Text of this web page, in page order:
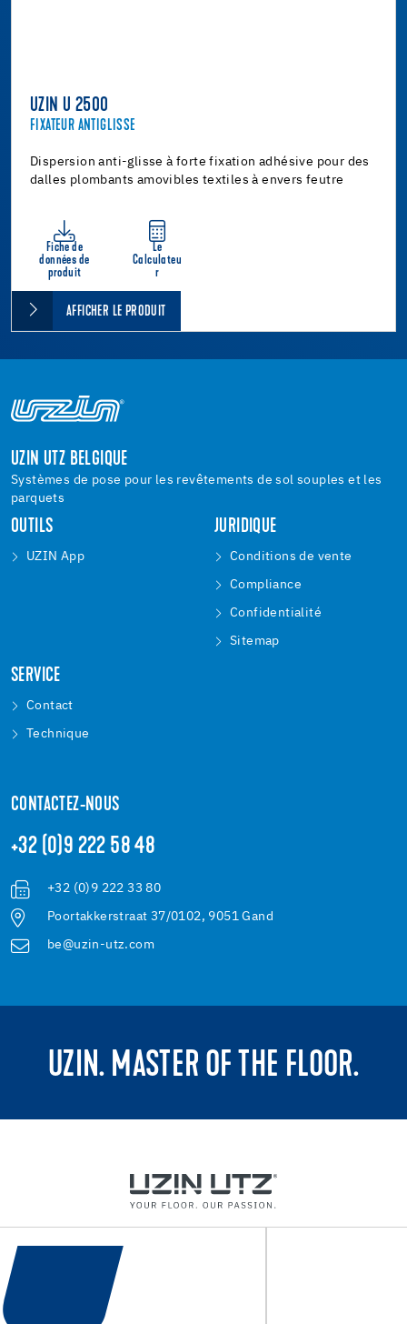
UZIN U 2500
FIXATEUR ANTIGLISSE
Dispersion anti-glisse à forte fixation adhésive pour des
dalles plombants amovibles textiles à envers feutre
Fiche de
données de
produit
Le
Calculateu
r
AFFICHER LE PRODUIT
UZIN UTZ BELGIQUE
Systèmes de pose pour les revêtements de sol souples et les
parquets
OUTILS
UZIN App
JURIDIQUE
Conditions de vente
Compliance
Confidentialité
Sitemap
SERVICE
Contact
Technique
CONTACTEZ-NOUS
+32 (0)9 222 58 48
+32 (0)9 222 33 80
Poortakkerstraat 37/0102, 9051 Gand
be@uzin-utz.com
UZIN. MASTER OF THE FLOOR.